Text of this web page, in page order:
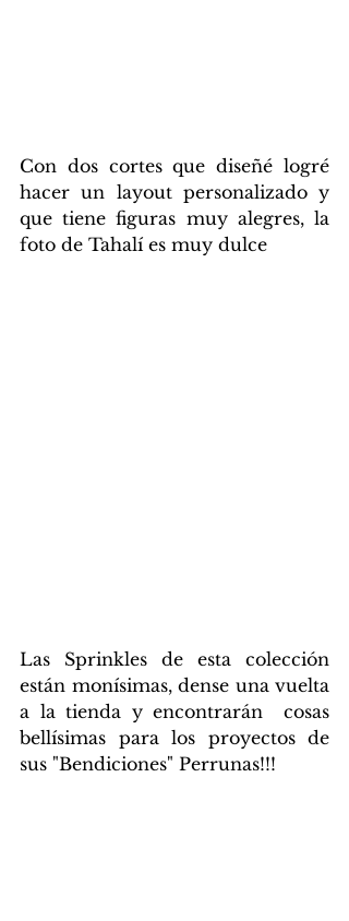
Con dos cortes que diseñé logré
hacer un layout personalizado y
que tiene figuras muy alegres, la
foto de Tahalí es muy dulce
Las Sprinkles de esta colección
están monísimas, dense una vuelta
a la tienda y encontrarán  cosas
bellísimas para los proyectos de
sus "Bendiciones" Perrunas!!!